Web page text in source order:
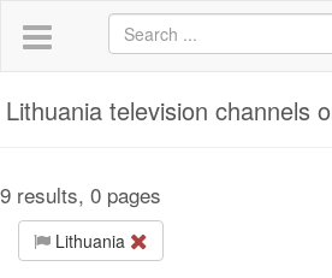
Lithuania television channels
9 results, 0 pages
Lithuania